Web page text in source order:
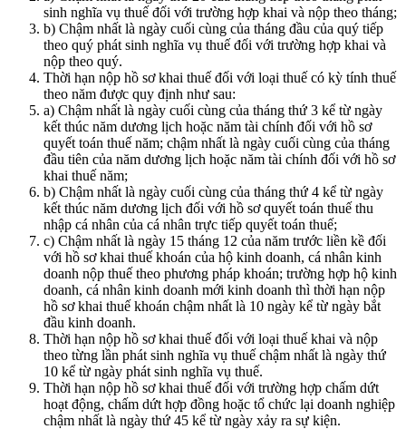
sinh nghĩa vụ thuế đối với trường hợp khai và nộp theo tháng;
b) Chậm nhất là ngày cuối cùng của tháng đầu của quý tiếp
theo quý phát sinh nghĩa vụ thuế đối với trường hợp khai và
nộp theo quý.
Thời hạn nộp hồ sơ khai thuế đối với loại thuế có kỳ tính thuế
theo năm được quy định như sau:
a) Chậm nhất là ngày cuối cùng của tháng thứ 3 kể từ ngày
kết thúc năm dương lịch hoặc năm tài chính đối với hồ sơ
quyết toán thuế năm; chậm nhất là ngày cuối cùng của tháng
đầu tiên của năm dương lịch hoặc năm tài chính đối với hồ sơ
khai thuế năm;
b) Chậm nhất là ngày cuối cùng của tháng thứ 4 kể từ ngày
kết thúc năm dương lịch đối với hồ sơ quyết toán thuế thu
nhập cá nhân của cá nhân trực tiếp quyết toán thuế;
c) Chậm nhất là ngày 15 tháng 12 của năm trước liền kề đối
với hồ sơ khai thuế khoán của hộ kinh doanh, cá nhân kinh
doanh nộp thuế theo phương pháp khoán; trường hợp hộ kinh
doanh, cá nhân kinh doanh mới kinh doanh thì thời hạn nộp
hồ sơ khai thuế khoán chậm nhất là 10 ngày kể từ ngày bắt
đầu kinh doanh.
Thời hạn nộp hồ sơ khai thuế đối với loại thuế khai và nộp
theo từng lần phát sinh nghĩa vụ thuế chậm nhất là ngày thứ
10 kể từ ngày phát sinh nghĩa vụ thuế.
Thời hạn nộp hồ sơ khai thuế đối với trường hợp chấm dứt
hoạt động, chấm dứt hợp đồng hoặc tổ chức lại doanh nghiệp
chậm nhất là ngày thứ 45 kể từ ngày xảy ra sự kiện.